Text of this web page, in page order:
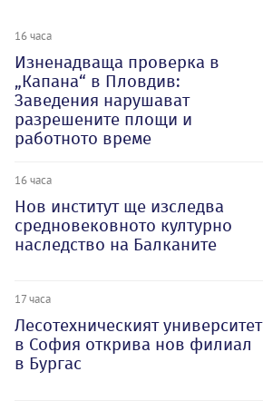
16 часа
Изненадваща проверка в
„Капана“ в Пловдив:
Заведения нарушават
разрешените площи и
работното време
16 часа
Нов институт ще изследва
средновековното културно
наследство на Балканите
17 часа
Лесотехническият университет
в София открива нов филиал
в Бургас